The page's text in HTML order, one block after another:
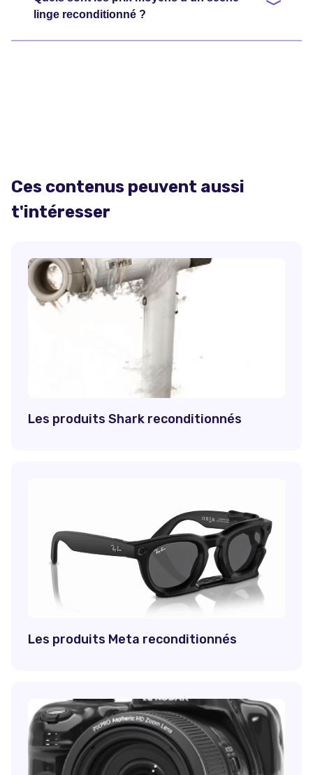
linge reconditionné ?
Ces contenus peuvent aussi
t'intéresser
Les produits Shark reconditionnés
Les produits Meta reconditionnés